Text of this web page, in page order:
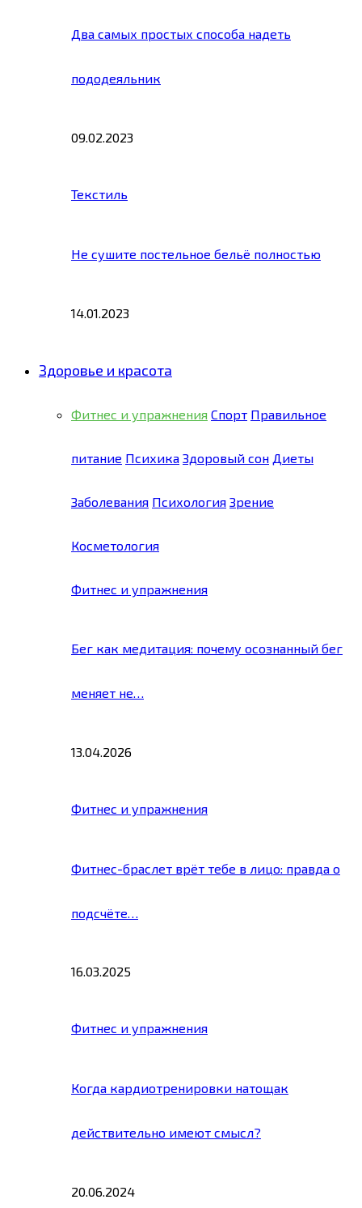
Два самых простых способа надеть
пододеяльник
09.02.2023
Текстиль
Не сушите постельное бельё полностью
14.01.2023
Здоровье и красота
Фитнес и упражнения Спорт Правильное
питание Психика Здоровый сон Диеты
Заболевания Психология Зрение
Косметология
Фитнес и упражнения
Бег как медитация: почему осознанный бег
меняет не…
13.04.2026
Фитнес и упражнения
Фитнес-браслет врёт тебе в лицо: правда о
подсчёте…
16.03.2025
Фитнес и упражнения
Когда кардиотренировки натощак
действительно имеют смысл?
20.06.2024